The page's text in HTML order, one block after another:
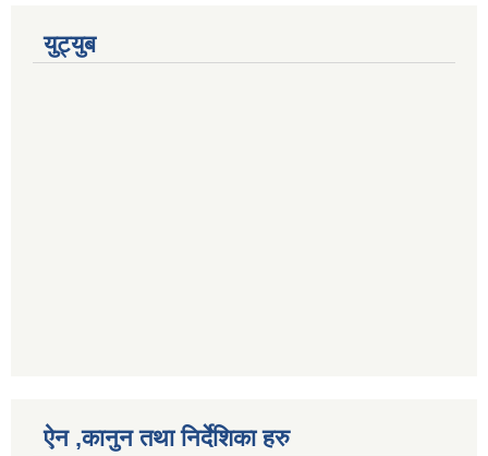
युट्युब
ऐन ,कानुन तथा निर्देशिका हरु